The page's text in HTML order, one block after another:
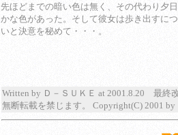
先ほどまでの暗い色は無く、その代わり夕
かな色があった。そして彼女は歩き出すに
いと決意を秘めて・・・。
Written by Ｄ－ＳＵＫＥ at 2001.8.20 最終
無断転載を禁じます。 Copyright(C) 2001